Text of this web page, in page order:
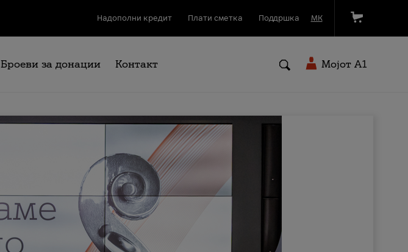
Надополни кредит Плати сметка Поддршка МК
Броеви за донации Контакт Мојот A1